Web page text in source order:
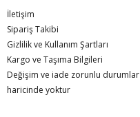
İletişim
Sipariş Takibi
Gizlilik ve Kullanım Şartları
Kargo ve Taşıma Bilgileri
Değişim ve iade zorunlu durumlar
haricinde yoktur